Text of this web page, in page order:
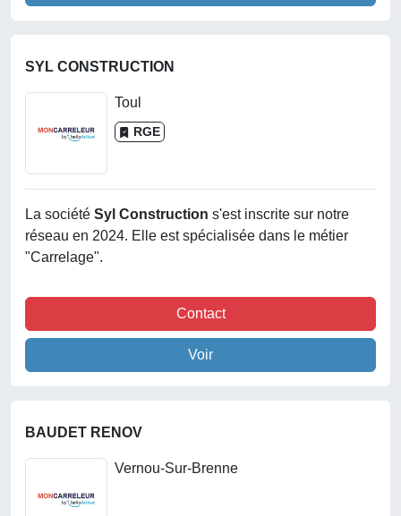
SYL CONSTRUCTION
Toul
RGE
La société Syl Construction s'est inscrite sur notre
réseau en 2024. Elle est spécialisée dans le métier
"Carrelage".
Contact
Voir
BAUDET RENOV
Vernou-Sur-Brenne